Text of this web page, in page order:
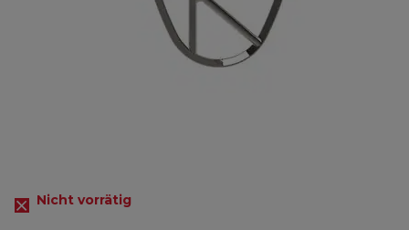
Nicht vorrätig